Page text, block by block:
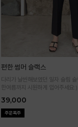
편한 썸머 슬랙스
다리가 날씬해보였던 일자 슬림 슬
한여름까지 시원하게 입어주세요:)
39,000